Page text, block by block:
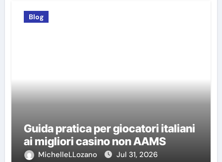
Blog
Guida pratica per giocatori italiani
ai migliori casino non AAMS
MichelleLLozano Jul 31, 2026